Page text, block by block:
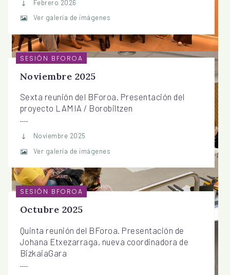
Febrero 2026
Ver galería de imágenes
SESIÓN BFOROA
Noviembre 2025
Sexta reunión del BForoa. Presentación del
proyecto LAMIA / Borobiltzen
Noviembre 2025
Ver galería de imágenes
SESIÓN BFOROA
Octubre 2025
Quinta reunión del BForoa. Presentación de
Johana Etxezarraga, nueva coordinadora de
BizkaiaGara